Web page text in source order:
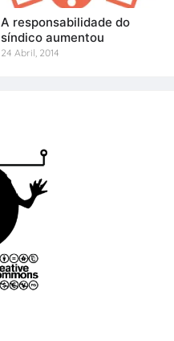
A responsabilidade do
síndico aumentou
24 Abril, 2014